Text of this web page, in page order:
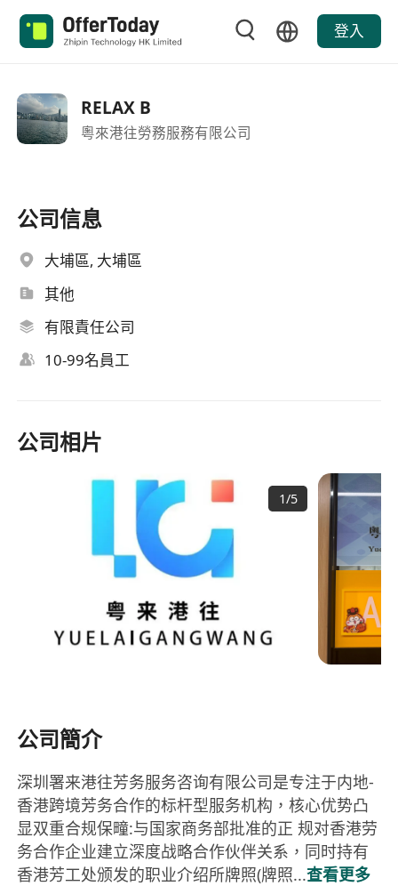
登入
RELAX B
粵來港往勞務服務有限公司
公司信息
大埔區, 大埔區
其他
有限責任公司
10-99名員工
公司相片
1/5
公司簡介
深圳署来港往芳务服务咨询有限公司是专注于内地-
香港跨境芳务合作的标杆型服务机构，核心优势凸
显双重合规保疃:与国家商务部批准的正 规对香港劳
务合作企业建立深度战略合作伙伴关系，同时持有
香港芳工处颁发的职业介绍所牌照(牌照...查看更多